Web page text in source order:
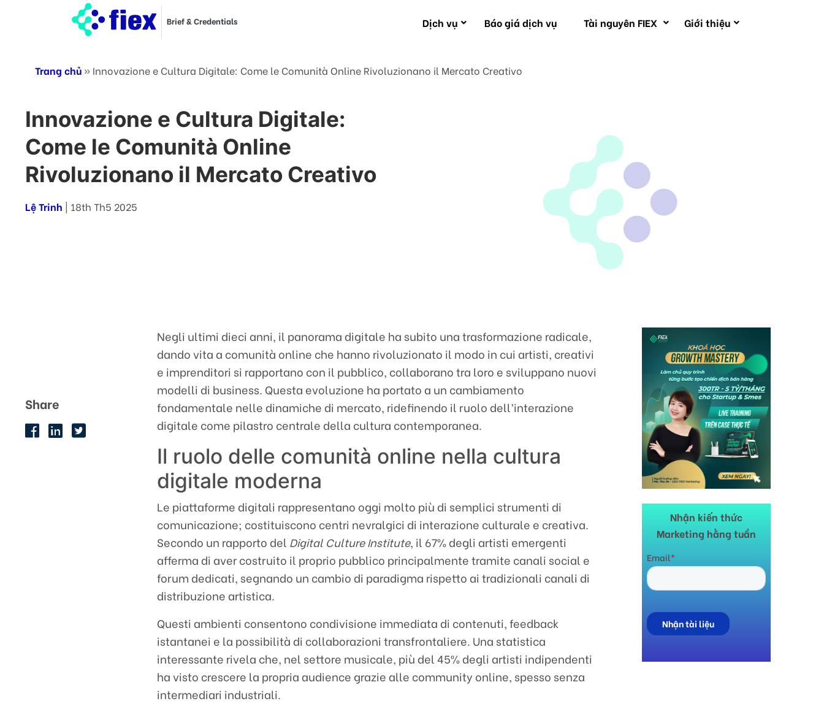
Brief & Credentials Dịch vụ Báo giá dịch vụ Tài nguyên FIEX Giới thiệu
Trang chủ » Innovazione e Cultura Digitale: Come le Comunità Online Rivoluzionano il Mercato Creativo
Innovazione e Cultura Digitale:
Come le Comunità Online
Rivoluzionano il Mercato Creativo
Lệ Trinh | 18th Th5 2025
Share
Negli ultimi dieci anni, il panorama digitale ha subito una trasformazione radicale,
dando vita a comunità online che hanno rivoluzionato il modo in cui artisti, creativi
e imprenditori si rapportano con il pubblico, collaborano tra loro e sviluppano nuovi
modelli di business. Questa evoluzione ha portato a un cambiamento
fondamentale nelle dinamiche di mercato, ridefinendo il ruolo dell’interazione
digitale come pilastro centrale della cultura contemporanea.
Il ruolo delle comunità online nella cultura
digitale moderna
Le piattaforme digitali rappresentano oggi molto più di semplici strumenti di
comunicazione; costituiscono centri nevralgici di interazione culturale e creativa.
Secondo un rapporto del Digital Culture Institute, il 67% degli artisti emergenti
afferma di aver costruito il proprio pubblico principalmente tramite canali social e
forum dedicati, segnando un cambio di paradigma rispetto ai tradizionali canali di
distribuzione artistica.
Questi ambienti consentono condivisione immediata di contenuti, feedback
istantanei e la possibilità di collaborazioni transfrontaliere. Una statistica
interessante rivela che, nel settore musicale, più del 45% degli artisti indipendenti
ha visto crescere la propria audience grazie alle community online, spesso senza
intermediari industriali.
Nhận kiến thức
Marketing hằng tuần